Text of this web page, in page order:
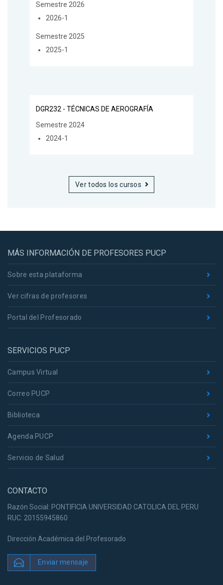
Semestre 2026
2026-1
Semestre 2025
2025-1
DGR232 - TÉCNICAS DE AEROGRAFÍA
Semestre 2024
2024-1
Ver todos los cursos
MÁS INFORMACIÓN DE PROFESORES PUCP
Sobre esta plataforma
Ver cifras de profesores
Portal del Profesorado
SERVICIOS PUCP
Campus Virtual
Correo PUCP
Biblioteca
Agenda PUCP
Servicio de Salud
CONTACTO
Razón Social: PONTIFICIA UNIVERSIDAD CATOLICA DEL PERU
RUC: 20155945860
Dirección Académica del Profesorado
Enviar mensaje